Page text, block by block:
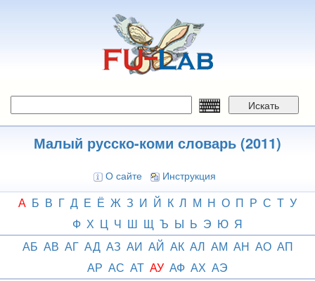
Искать
Малый русско-коми словарь (2011)
О сайте Инструкция
А Б В Г Д Е Ё Ж З И Й К Л М Н О П Р С Т У
Ф Х Ц Ч Ш Щ Ъ Ы Ь Э Ю Я
АБ АВ АГ АД АЗ АИ АЙ АК АЛ АМ АН АО АП
АР АС АТ АУ АФ АХ АЭ